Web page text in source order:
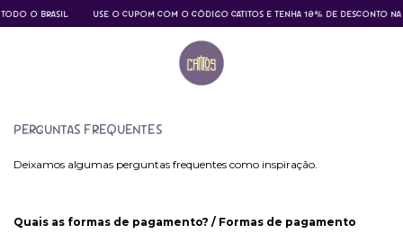
O BRASIL USE O CUPOM COM O CÓDIGO CATITOS E TENHA 10% DE DESCONTO NA
PERGUNTAS FREQUENTES
Deixamos algumas perguntas frequentes como inspiração.
Quais as formas de pagamento? / Formas de pagamento